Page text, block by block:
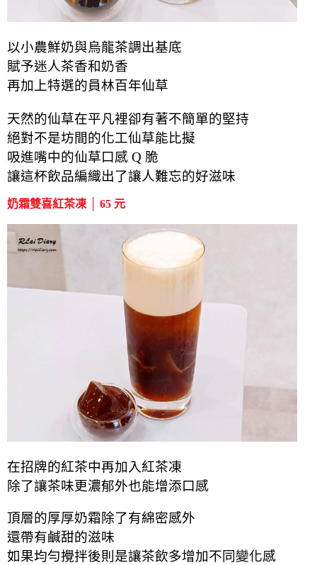
以小農鮮奶與烏龍茶調出基底
賦予迷人茶香和奶香
再加上特選的員林百年仙草
天然的仙草在平凡裡卻有著不簡單的堅持
絕對不是坊間的化工仙草能比擬
吸進嘴中的仙草口感 Q 脆
讓這杯飲品編織出了讓人難忘的好滋味
奶霜雙喜紅茶凍 │ 65 元
在招牌的紅茶中再加入紅茶凍
除了讓茶味更濃郁外也能增添口感
頂層的厚厚奶霜除了有綿密感外
還帶有鹹甜的滋味
如果均勻攪拌後則是讓茶飲多增加不同變化感